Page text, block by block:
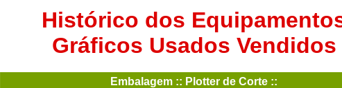
Histórico dos
Gráficos Usados Vendidos
Embalagem :: Plotter de Corte ::